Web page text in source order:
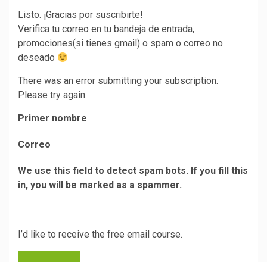
Listo. ¡Gracias por suscribirte!
Verifica tu correo en tu bandeja de entrada,
promociones(si tienes gmail) o spam o correo no
deseado
There was an error submitting your subscription.
Please try again.
Primer nombre
Correo
We use this field to detect spam bots. If you fill this
in, you will be marked as a spammer.
I’d like to receive the free email course.